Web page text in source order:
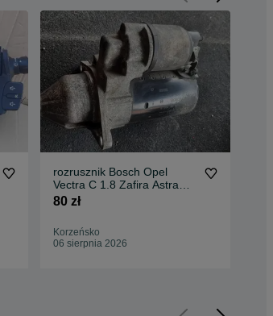
rozrusznik Bosch Opel
Vectra C 1.8 Zafira Astra
1.6 Meriva
80 zł
Korzeńsko
06 sierpnia 2026